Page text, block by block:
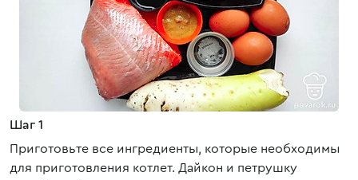
Шаг 1
Приготовьте все ингредиенты, которые необходимы
для приготовления котлет. Дайкон и петрушку